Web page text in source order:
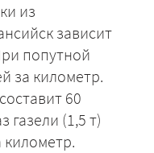
из
зависит
попутной
за километр.
60
газели (1,5 т)
километр.